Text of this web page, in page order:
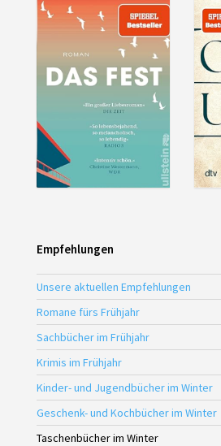
Empfehlungen
Unsere aktuellen Empfehlungen
Romane fürs Frühjahr
Sachbücher im Frühjahr
Krimis im Frühjahr
Kinder- und Jugendbücher im Winter
Geschenk- und Kochbücher im Winter
Taschenbücher im Winter